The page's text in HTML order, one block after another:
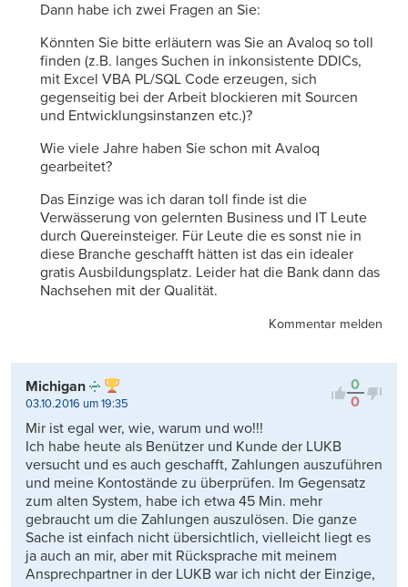
Dann habe ich zwei Fragen an Sie:
Könnten Sie bitte erläutern was Sie an Avaloq so toll
finden (z.B. langes Suchen in inkonsistente DDICs,
mit Excel VBA PL/SQL Code erzeugen, sich
gegenseitig bei der Arbeit blockieren mit Sourcen
und Entwicklungsinstanzen etc.)?
Wie viele Jahre haben Sie schon mit Avaloq
gearbeitet?
Das Einzige was ich daran toll finde ist die
Verwässerung von gelernten Business und IT Leute
durch Quereinsteiger. Für Leute die es sonst nie in
diese Branche geschafft hätten ist das ein idealer
gratis Ausbildungsplatz. Leider hat die Bank dann das
Nachsehen mit der Qualität.
Kommentar melden
0
0
Michigan
03.10.2016 um 19:35
Mir ist egal wer, wie, warum und wo!!!
Ich habe heute als Benützer und Kunde der LUKB
versucht und es auch geschafft, Zahlungen auszuführen
und meine Kontostände zu überprüfen. Im Gegensatz
zum alten System, habe ich etwa 45 Min. mehr
gebraucht um die Zahlungen auszulösen. Die ganze
Sache ist einfach nicht übersichtlich, vielleicht liegt es
ja auch an mir, aber mit Rücksprache mit meinem
Ansprechpartner in der LUKB war ich nicht der Einzige,